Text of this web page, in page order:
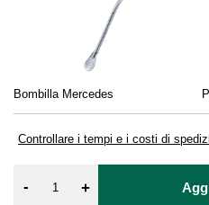
Bombilla Mercedes
Controllare i tempi e i costi di
- +